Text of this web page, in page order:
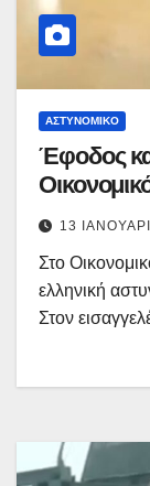
ΑΣΤΥΝΟΜΙΚΌ
Έφοδος
13
Στο
ελληνική
Στον